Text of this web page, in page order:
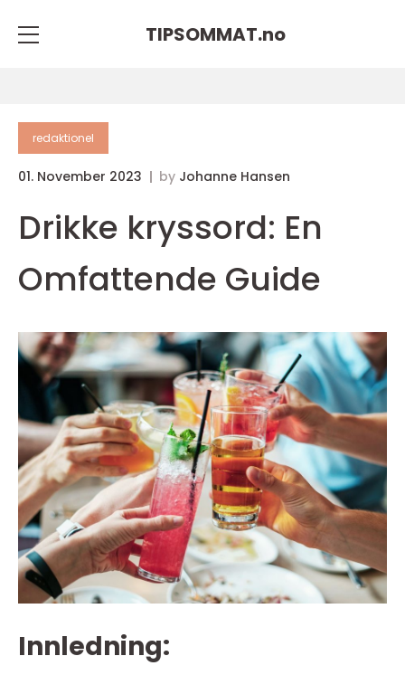
TIPSOMMAT.no
redaktionel
01. November 2023 by Johanne Hansen
Drikke kryssord: En
Omfattende Guide
Innledning: